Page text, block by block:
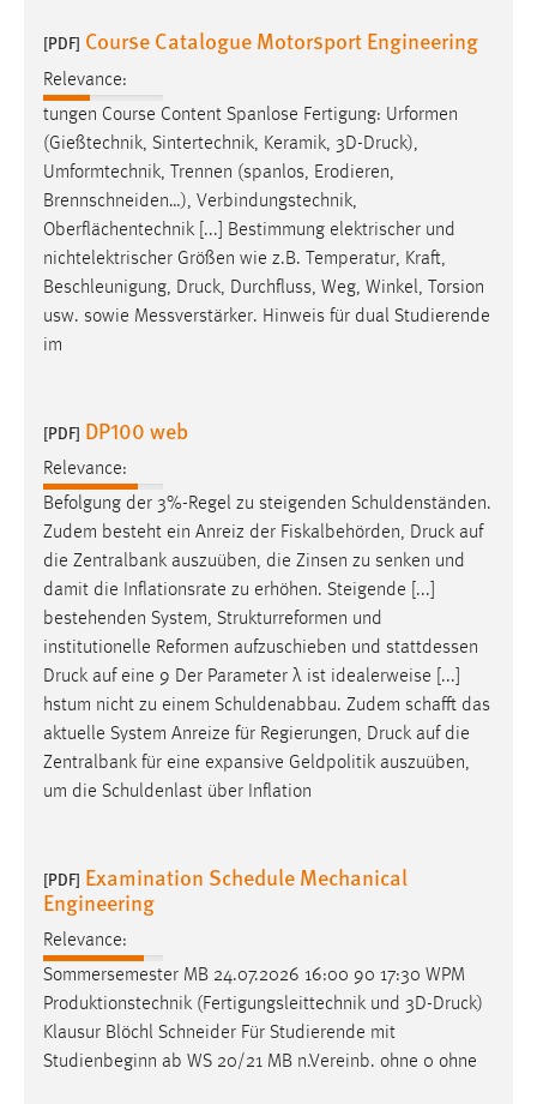
[PDF] Course Catalogue Motorsport Engineering
Relevance:
tungen Course Content Spanlose Fertigung: Urformen
(Gießtechnik, Sintertechnik, Keramik, 3D-Druck),
Umformtechnik, Trennen (spanlos, Erodieren,
Brennschneiden…), Verbindungstechnik,
Oberflächentechnik [...] Bestimmung elektrischer und
nichtelektrischer Größen wie z.B. Temperatur, Kraft,
Beschleunigung, Druck, Durchfluss, Weg, Winkel, Torsion
usw. sowie Messverstärker. Hinweis für dual Studierende
im
[PDF] DP100 web
Relevance:
Befolgung der 3%-Regel zu steigenden Schuldenständen.
Zudem besteht ein Anreiz der Fiskalbehörden, Druck auf
die Zentralbank auszuüben, die Zinsen zu senken und
damit die Inflationsrate zu erhöhen. Steigende [...]
bestehenden System, Strukturreformen und
institutionelle Reformen aufzuschieben und stattdessen
Druck auf eine 9 Der Parameter λ ist idealerweise [...]
hstum nicht zu einem Schuldenabbau. Zudem schafft das
aktuelle System Anreize für Regierungen, Druck auf die
Zentralbank für eine expansive Geldpolitik auszuüben,
um die Schuldenlast über Inflation
[PDF] Examination Schedule Mechanical
Engineering
Relevance:
Sommersemester MB 24.07.2026 16:00 90 17:30 WPM
Produktionstechnik (Fertigungsleittechnik und 3D-Druck)
Klausur Blöchl Schneider Für Studierende mit
Studienbeginn ab WS 20/21 MB n.Vereinb. ohne 0 ohne